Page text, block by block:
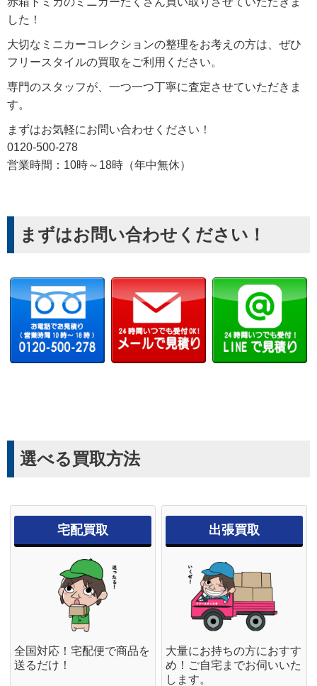
した！
大切なミニカーコレクションの整理をお考えの方は、ぜひ
フリースタイルの買取をご利用ください。
専門のスタッフが、一つ一つ丁寧に査定させていただきま
す。
まずはお気軽にお問い合わせください！
0120-500-278
営業時間：10時～18時（年中無休）
まずはお問い合わせください！
選べる買取方法
宅配買取
全国対応！宅配便で商品を
送るだけ！
出張買取
大量にお持ちの方におすす
め！ご自宅までお伺いいた
します。